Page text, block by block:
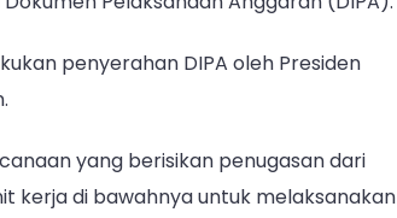
penyerahan DIPA oleh Presiden
yang berisikan penugasan dari
kerja di bawahnya untuk melaksanakan